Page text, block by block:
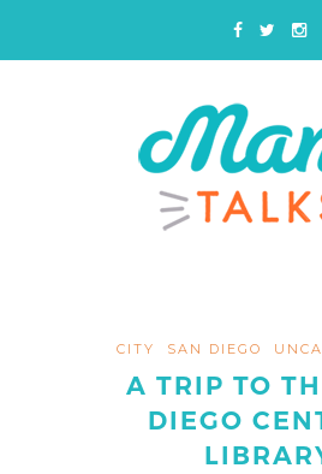
CITY SAN DIEGO
A TRIP TO
DIEGO